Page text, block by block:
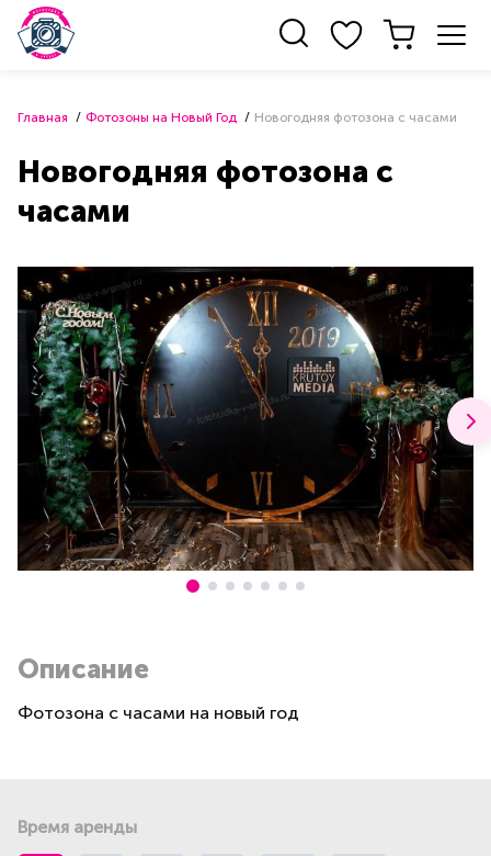
Главная Фотозоны на Новый Год Новогодняя фотозона с часами
Новогодняя фотозона с
часами
Описание
Фотозона с часами на новый год
Время аренды